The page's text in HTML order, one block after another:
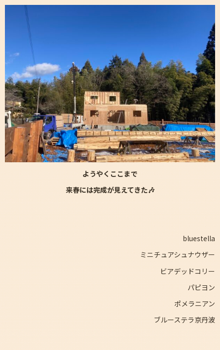
ようやくここまで
来春には完成が見えてきた🎶
bluestella
ミニチュアシュナウザー
ビアデッドコリー
パピヨン
ポメラニアン
ブルーステラ京丹波